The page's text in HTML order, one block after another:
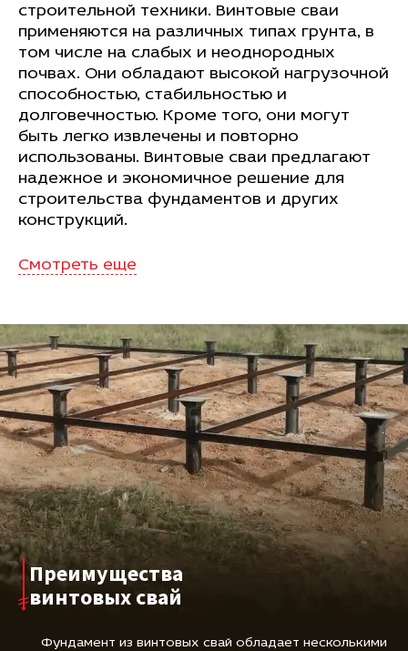
строительной техники. Винтовые сваи
применяются на различных типах грунта, в
том числе на слабых и неоднородных
почвах. Они обладают высокой нагрузочной
способностью, стабильностью и
долговечностью. Кроме того, они могут
быть легко извлечены и повторно
использованы. Винтовые сваи предлагают
надежное и экономичное решение для
строительства фундаментов и других
конструкций.
Смотреть еще
Преимущества
винтовых свай
Фундамент из винтовых свай обладает несколькими